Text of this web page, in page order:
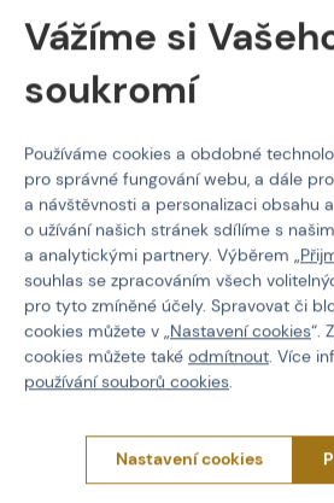
AZODIN
P071 Braided Hose
Kód: 09258
302 Kč
Koupit
Praha
Vážíme si
soukromí
Používáme cookies a obdobné
pro správné fungování webu, a dále
a návštěvnosti a personalizaci obsahu
o užívání našich stránek sdílíme s
a analytickými partnery. Výběrem „
souhlas se zpracováním všech
pro tyto zmíněné účely. Spravovat či
cookies můžete v „Nastavení cookies“.
cookies můžete také odmítnout. Více
používání souborů cookies.
Nastavení cookies